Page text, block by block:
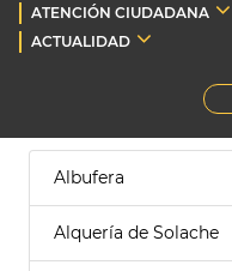
ATENCIÓN CIUDADANA
ACTUALIDAD
Albufera
Alquería de Solache